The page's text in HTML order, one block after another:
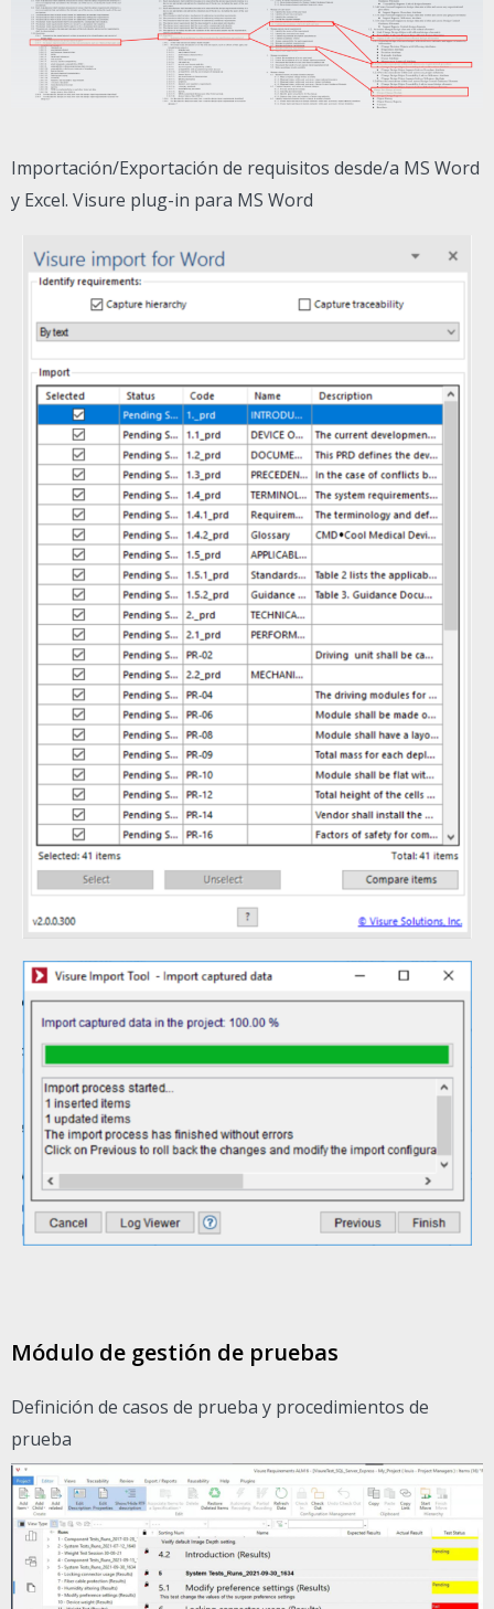
Importación/Exportación de requisitos desde/a MS Word
y Excel. Visure plug-in para MS Word
Módulo de gestión de pruebas
Definición de casos de prueba y procedimientos de
prueba